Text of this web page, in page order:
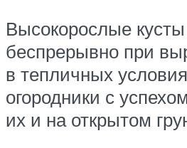
Высокорослые
беспрерывно при
в тепличных
огородники с
их и на открытом